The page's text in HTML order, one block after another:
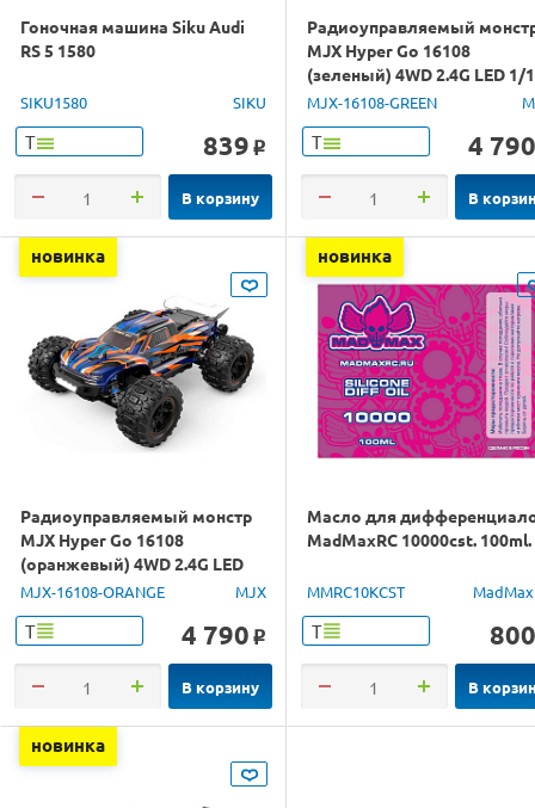
Гоночная машина Siku Audi
RS 5 1580
SIKU1580 SIKU
Т 839 o
В корзину
Радиоуправляемый
MJX Hyper Go 16108
(зеленый) 4WD 2.4G LED 1/
RTR
MJX-16108-GREEN
Т 4 790
В
новинка
Радиоуправляемый монстр
MJX Hyper Go 16108
(оранжевый) 4WD 2.4G LED
1/16 RTR
MJX-16108-ORANGE MJX
Т 4 790 o
В корзину
новинка
Масло для
MadMaxRC 10000cst. 100ml.
MMRC10KCST
Т 800
В
новинка